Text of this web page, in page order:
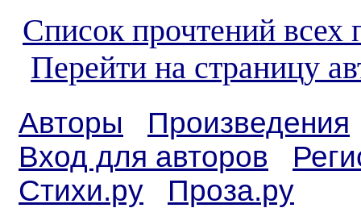
Список прочтений всех
Перейти на страницу
Авторы
Произведения
Вход для авторов
Стихи.ру
Проза.ру